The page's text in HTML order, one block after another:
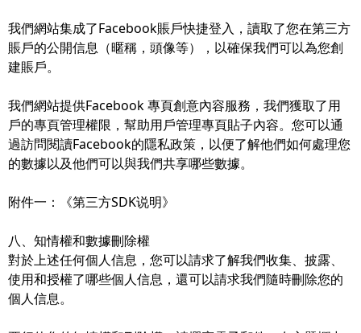
我們網站集成了Facebook賬戶快捷登入，讀取了您在第三方
賬戶的公開信息（暱稱，頭像等），以確保我們可以為您創
建賬戶。
我們網站提供Facebook 專頁創意內容服務，我們獲取了用
戶的專頁管理權限，幫助用戶管理專頁貼子內容。您可以通
過訪問閱讀Facebook的隱私政策，以便了解他們如何處理您
的數據以及他們可以與我們共享哪些數據。
附件一：《第三方SDK说明》
八、知情權和數據刪除權
對於上述任何個人信息，您可以請求了解我們收集、披露、
使用和授權了哪些個人信息，還可以請求我們隨時刪除您的
個人信息。